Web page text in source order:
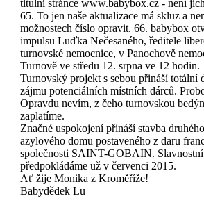
titulní stránce www.babybox.cz - není
65. To jen naše aktualizace má skluz a
možnostech číslo opravit. 66. babybox
impulsu Luďka Nečesaného, ředitele
turnovské nemocnice, v Panochově
Turnově ve středu 12. srpna ve 12 hodin.
Turnovský projekt s sebou přináší totální
zájmu potenciálních místních dárců.
Opravdu nevím, z čeho turnovskou
zaplatíme.
Značné uspokojení přináší stavba
azylového domu postaveného z daru
společnosti SAINT-GOBAIN.
předpokládáme už v červenci 2015.
Ať žije Monika z Kroměříže!
Babydědek Lu